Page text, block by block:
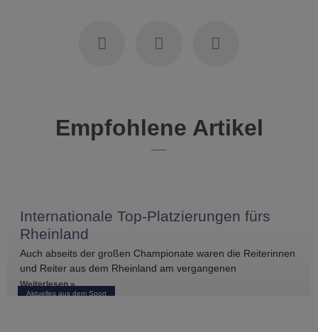
Empfohlene Artikel
Aktuelles aus dem Sport
Internationale Top-Platzierungen fürs
Rheinland
Auch abseits der großen Championate waren die Reiterinnen
und Reiter aus dem Rheinland am vergangenen
Wochenende international erfolgreich unterwegs. Bei
Weiterlesen »